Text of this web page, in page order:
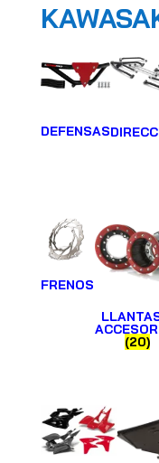
DEFENSAS
FRENOS
(20)